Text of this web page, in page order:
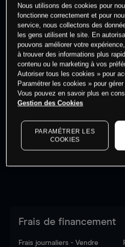
cet actif
Commencez
Les prix sont indicatifs.
dernières données du
market
Frais de financement
Frais journaliers - Vendre
Nous utilisons des cookies pour
fonctionne correctement et pour
service, nous collectons des
les gens utilisent le site. En
pouvons améliorer votre
à trouver des informations plus
contenu ou le marketing à vos
Autoriser tous les cookies » pour
Paramétrer les cookies » pour
Vous pouvez en savoir plus en
Gestion des Cookies
PARAMÉTRER LES
COOKIES